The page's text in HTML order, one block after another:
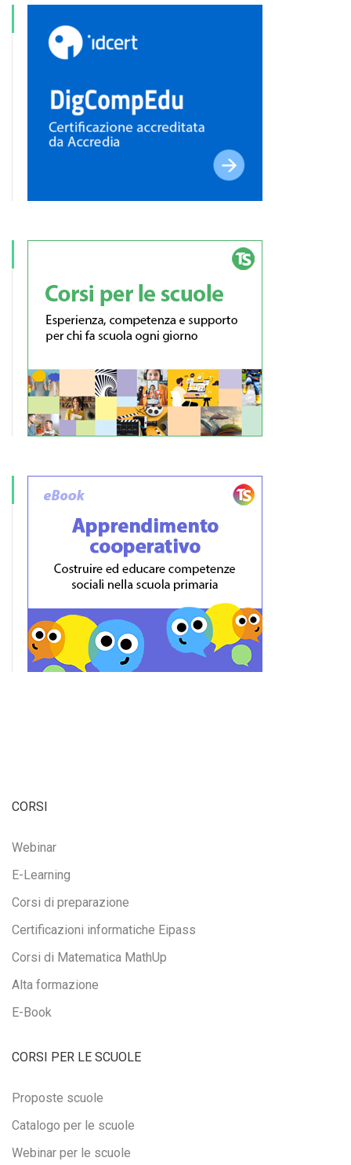
CORSI
Webinar
E-Learning
Corsi di preparazione
Certificazioni informatiche Eipass
Corsi di Matematica MathUp
Alta formazione
E-Book
CORSI PER LE SCUOLE
Proposte scuole
Catalogo per le scuole
Webinar per le scuole